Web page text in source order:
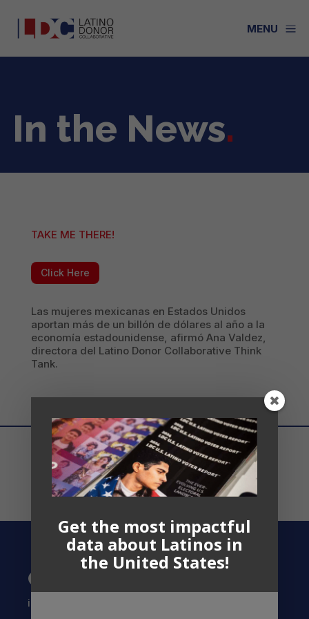
a
MENU
In the News.
TAKE ME THERE!
Click Here
Las mujeres mexicanas en Estados Unidos
aportan más de un billón de dólares al año a la
economía estadounidense, afirmó Ana Valdez,
directora del Latino Donor Collaborative Think
Tank.
Contact US
info@latinocollaborative.org
Get the most impactful
data about Latinos in
the United States!